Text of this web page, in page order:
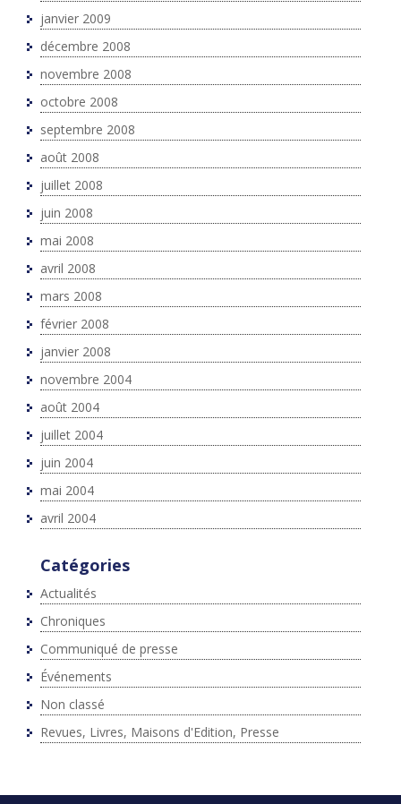
janvier 2009
décembre 2008
novembre 2008
octobre 2008
septembre 2008
août 2008
juillet 2008
juin 2008
mai 2008
avril 2008
mars 2008
février 2008
janvier 2008
novembre 2004
août 2004
juillet 2004
juin 2004
mai 2004
avril 2004
Catégories
Actualités
Chroniques
Communiqué de presse
Événements
Non classé
Revues, Livres, Maisons d'Edition, Presse